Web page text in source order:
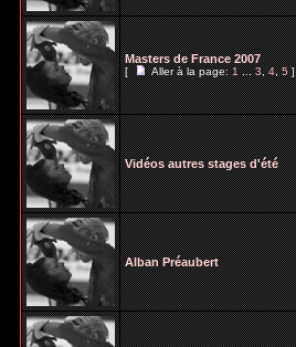
Masters de France 2007
[ Aller à la page:1...3,4,5]
Vidéos autres stages d'été
Alban Préaubert